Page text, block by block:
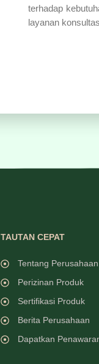
terhadap
layanan
TAUTAN CEPAT
Tentang Perusahaan
Perizinan Produk
Sertifikasi Produk
Berita Perusahaan
Dapatkan